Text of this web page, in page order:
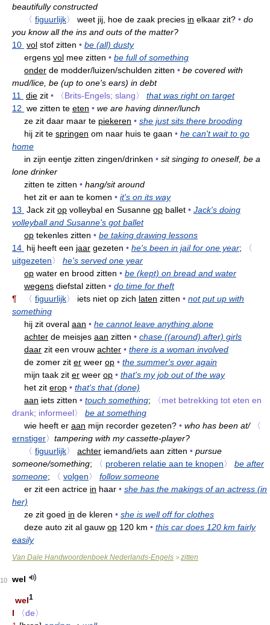
beautifully constructed
〈 figuurlijk〉 weet jij, hoe de zaak precies in elkaar zit? • do
you know all the ins and outs of the matter?
10 vol stof zitten • be (all) dusty
ergens vol mee zitten • be full of something
onder de modder/luizen/schulden zitten • be covered with
mud/lice, be (up to one's ears) in debt
11 die zit • 〈Brits-Engels; slang〉
that was right on target
12 we zitten te eten • we are having dinner/lunch
ze zit daar maar te piekeren • she just sits there brooding
hij zit te springen om naar huis te gaan • he can't wait to go
home
in zijn eentje zitten zingen/drinken • sit singing to oneself, be a
lone drinker
zitten te zitten • hang/sit around
het zit er aan te komen • it's on its way
13 Jack zit op volleybal en Susanne op ballet • Jack's doing
volleyball and Susanne's got ballet
op tekenles zitten • be taking drawing lessons
14 hij heeft een jaar gezeten • he's been in jail for one year;
〈
uitgezeten〉
he's served one year
op water en brood zitten • be (kept) on bread and water
wegens diefstal zitten • do time for theft
¶
〈 figuurlijk〉 iets niet op zich laten zitten • not put up with
something
hij zit overal aan • he cannot leave anything alone
achter de meisjes aan zitten • chase ((around) after) girls
daar zit een vrouw achter • there is a woman involved
de zomer zit er weer op • the summer's over again
mijn taak zit er weer op • that's my job out of the way
het zit erop • that's that (done)
aan iets zitten • touch something;
〈met betrekking tot eten en
drank; informeel〉
be at something
wie heeft er aan mijn recorder gezeten? • who has been at/
〈
ernstiger〉 tampering with my cassette-player?
〈 figuurlijk〉 achter iemand/iets aan zitten • pursue
someone/something; 〈 proberen relatie aan te knopen〉
be after
someone; 〈 volgen〉
follow someone
er zit een actrice in haar • she has the makings of an actress (in
her)
ze zit goed in de kleren • she is well off for clothes
deze auto zit al gauw op 120 km • this car does 120 km fairly
easily
Van Dale Handwoordenboek Nederlands-Engels > zitten
10 wel
wel1
I
〈de〉